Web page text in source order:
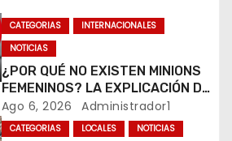
CATEGORIAS
INTERNACIONALES
NOTICIAS
¿POR QUÉ NO EXISTEN MINIONS
FEMENINOS? LA EXPLICACIÓN DE
SU CREADOR QUE VOLVIÓ A
VIRALIZARSE
Ago 6, 2026 Administrador1
CATEGORIAS LOCALES NOTICIAS